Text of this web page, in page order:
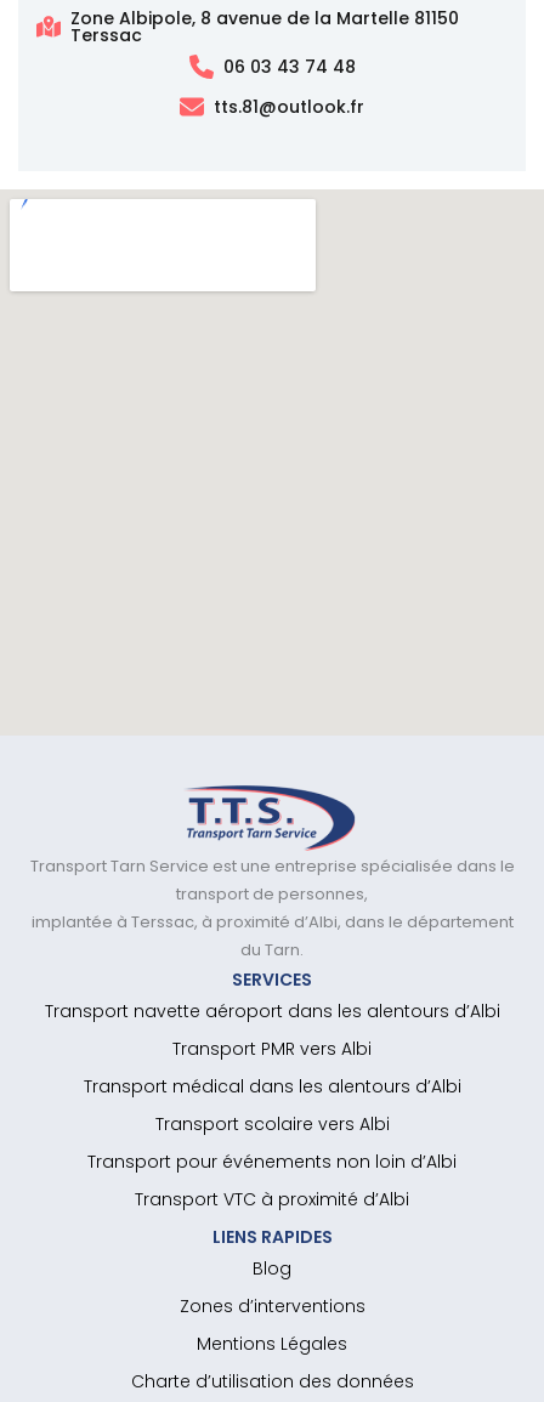
Zone Albipole, 8 avenue de la Martelle 81150
Terssac
06 03 43 74 48
tts.81@outlook.fr
Transport Tarn Service est une entreprise spécialisée dans le
transport de personnes,
implantée à Terssac, à proximité d’Albi, dans le département
du Tarn.
SERVICES
Transport navette aéroport dans les alentours d’Albi
Transport PMR vers Albi
Transport médical dans les alentours d’Albi
Transport scolaire vers Albi
Transport pour événements non loin d’Albi
Transport VTC à proximité d’Albi
LIENS RAPIDES
Blog
Zones d’interventions
Mentions Légales
Charte d’utilisation des données